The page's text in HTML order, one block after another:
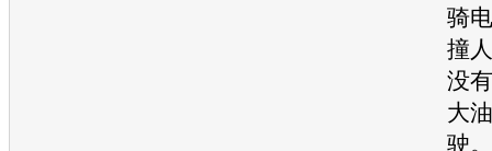
骑
撞
没
大
驶。